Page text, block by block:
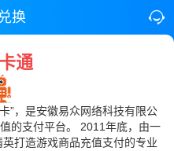
换
通
”，是安徽易众网络科技有限公
的支付平台。 2011年底，由一
打造游戏商品充值支付的专业